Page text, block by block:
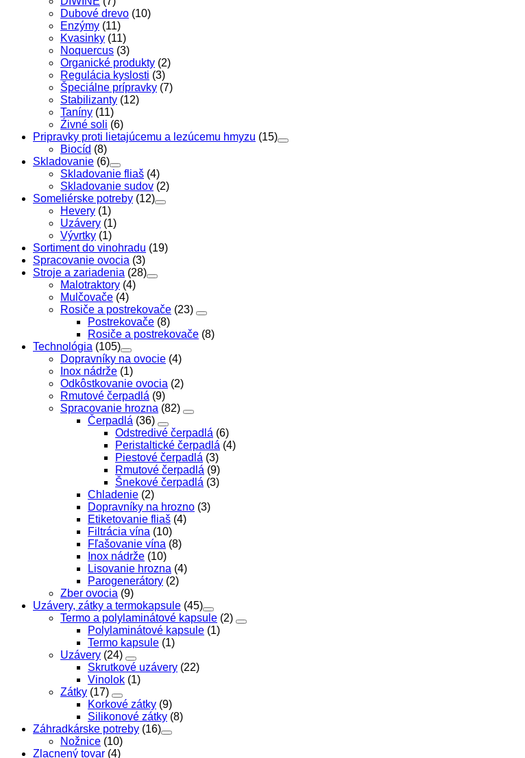
Dubové drevo (10)
Enzýmy (11)
Kvasinky (11)
Noquercus (3)
Organické produkty (2)
Regulácia kyslosti (3)
Špeciálne prípravky (7)
Stabilizanty (12)
Taníny (11)
Źivné soli (6)
Pripravky proti lietajúcemu a lezúcemu hmyzu (15)
Biocíd (8)
Skladovanie (6)
Skladovanie fliaš (4)
Skladovanie sudov (2)
Someliérske potreby (12)
Hevery (1)
Uzávery (1)
Vývrtky (1)
Sortiment do vinohradu (19)
Spracovanie ovocia (3)
Stroje a zariadenia (28)
Malotraktory (4)
Mulčovače (4)
Rosiče a postrekovače (23)
Postrekovače (8)
Rosiče a postrekovače (8)
Technológia (105)
Dopravníky na ovocie (4)
Inox nádrže (1)
Odkôstkovanie ovocia (2)
Rmutové čerpadlá (9)
Spracovanie hrozna (82)
Čerpadlá (36)
Odstredivé čerpadlá (6)
Peristaltické čerpadlá (4)
Piestové čerpadlá (3)
Rmutové čerpadlá (9)
Šnekové čerpadlá (3)
Chladenie (2)
Dopravníky na hrozno (3)
Etiketovanie fliaš (4)
Filtrácia vína (10)
Fľašovanie vína (8)
Inox nádrže (10)
Lisovanie hrozna (4)
Parogenerátory (2)
Zber ovocia (9)
Uzávery, zátky a termokapsule (45)
Termo a polylaminátové kapsule (2)
Polylaminátové kapsule (1)
Termo kapsule (1)
Uzávery (24)
Skrutkové uzávery (22)
Vinolok (1)
Zátky (17)
Korkové zátky (9)
Silikonové zátky (8)
Záhradkárske potreby (16)
Nožnice (10)
Zlacnený tovar (4)